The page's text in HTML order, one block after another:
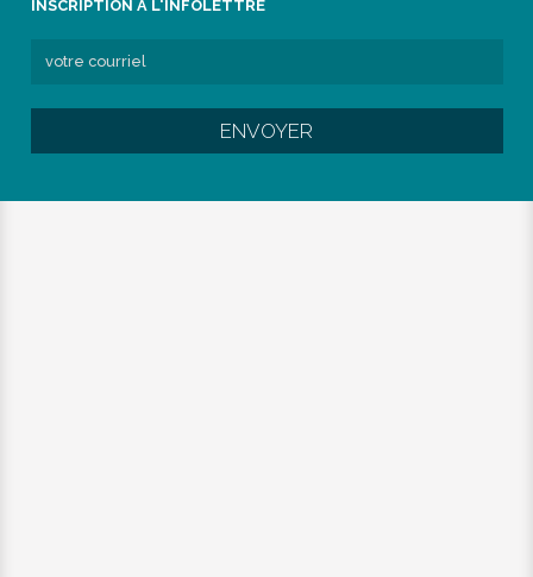
INSCRIPTION À L'INFOLETTRE
ENVOYER